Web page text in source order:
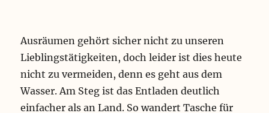
Ausräumen gehört sicher nicht zu unseren
Lieblingstätigkeiten, doch leider ist dies heute
nicht zu vermeiden, denn es geht aus dem
Wasser. Am Steg ist das Entladen deutlich
einfacher als an Land. So wandert Tasche für